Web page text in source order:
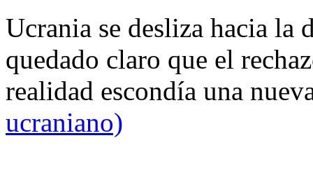
Ucrania se desliza hacia
quedado claro que el
realidad escondía una
ucraniano)